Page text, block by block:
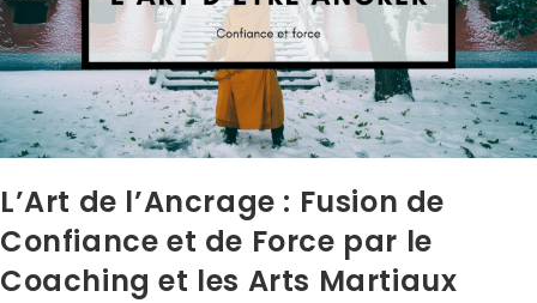
L’Art de l’Ancrage : Fusion de
Confiance et de Force par le
Coaching et les Arts Martiaux